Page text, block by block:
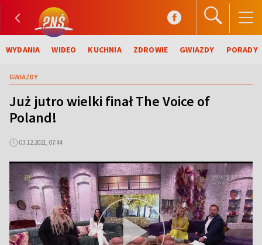
WYDANIA WIDEO KUCHNIA ZDROWIE GWIAZDY PORADY
GWIAZDY
Już jutro wielki finał The Voice of
Poland!
03.12.2021, 07:44